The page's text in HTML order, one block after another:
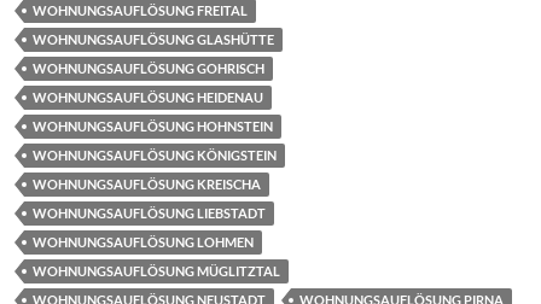
WOHNUNGSAUFLÖSUNG FREITAL
WOHNUNGSAUFLÖSUNG GLASHÜTTE
WOHNUNGSAUFLÖSUNG GOHRISCH
WOHNUNGSAUFLÖSUNG HEIDENAU
WOHNUNGSAUFLÖSUNG HOHNSTEIN
WOHNUNGSAUFLÖSUNG KÖNIGSTEIN
WOHNUNGSAUFLÖSUNG KREISCHA
WOHNUNGSAUFLÖSUNG LIEBSTADT
WOHNUNGSAUFLÖSUNG LOHMEN
WOHNUNGSAUFLÖSUNG MÜGLITZTAL
WOHNUNGSAUFLÖSUNG NEUSTADT
WOHNUNGSAUFLÖSUNG PIRNA